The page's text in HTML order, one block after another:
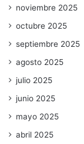
noviembre 2025
octubre 2025
septiembre 2025
agosto 2025
julio 2025
junio 2025
mayo 2025
abril 2025